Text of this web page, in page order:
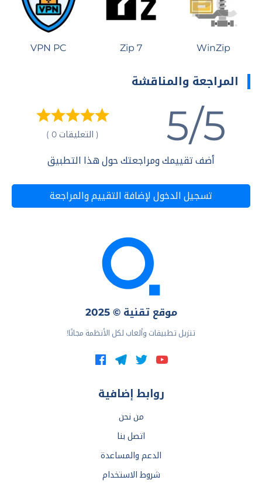
WinZip
7 Zip
VPN PC
المراجعة والمناقشة
5/5 ( التعليقات 0 )
أضف تقييمك ومراجعتك حول هذا التطبيق
تسجيل الدخول لإضافة التقييم والمراجعة
موقع تقنية © 2025
تنزيل تطبيقات وألعاب لكل الأنظمة مجانًا!
روابط إضافية
من نحن
اتصل بنا
الدعم والمساعدة
شروط الاستخدام